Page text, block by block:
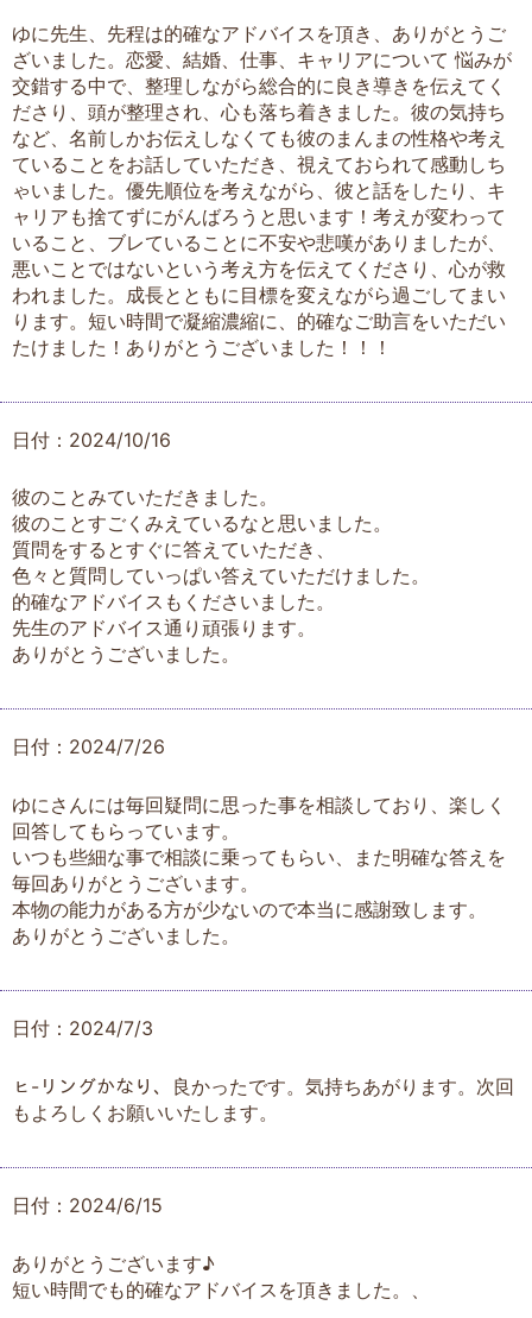
ゆに先生、先程は的確なアドバイスを頂き、ありがとうご
ざいました。恋愛、結婚、仕事、キャリアについて 悩みが
交錯する中で、整理しながら総合的に良き導きを伝えてく
ださり、頭が整理され、心も落ち着きました。彼の気持ち
など、名前しかお伝えしなくても彼のまんまの性格や考え
ていることをお話していただき、視えておられて感動しち
ゃいました。優先順位を考えながら、彼と話をしたり、キ
ャリアも捨てずにがんばろうと思います！考えが変わって
いること、ブレていることに不安や悲嘆がありましたが、
悪いことではないという考え方を伝えてくださり、心が救
われました。成長とともに目標を変えながら過ごしてまい
ります。短い時間で凝縮濃縮に、的確なご助言をいただい
たけました！ありがとうございました！！！
日付：2024/10/16
彼のことみていただきました。
彼のことすごくみえているなと思いました。
質問をするとすぐに答えていただき、
色々と質問していっぱい答えていただけました。
的確なアドバイスもくださいました。
先生のアドバイス通り頑張ります。
ありがとうございました。
日付：2024/7/26
ゆにさんには毎回疑問に思った事を相談しており、楽しく
回答してもらっています。
いつも些細な事で相談に乗ってもらい、また明確な答えを
毎回ありがとうございます。
本物の能力がある方が少ないので本当に感謝致します。
ありがとうございました。
日付：2024/7/3
ㇶ-リングかなり、良かったです。気持ちあがります。次回
もよろしくお願いいたします。
日付：2024/6/15
ありがとうございます♪
短い時間でも的確なアドバイスを頂きました。、